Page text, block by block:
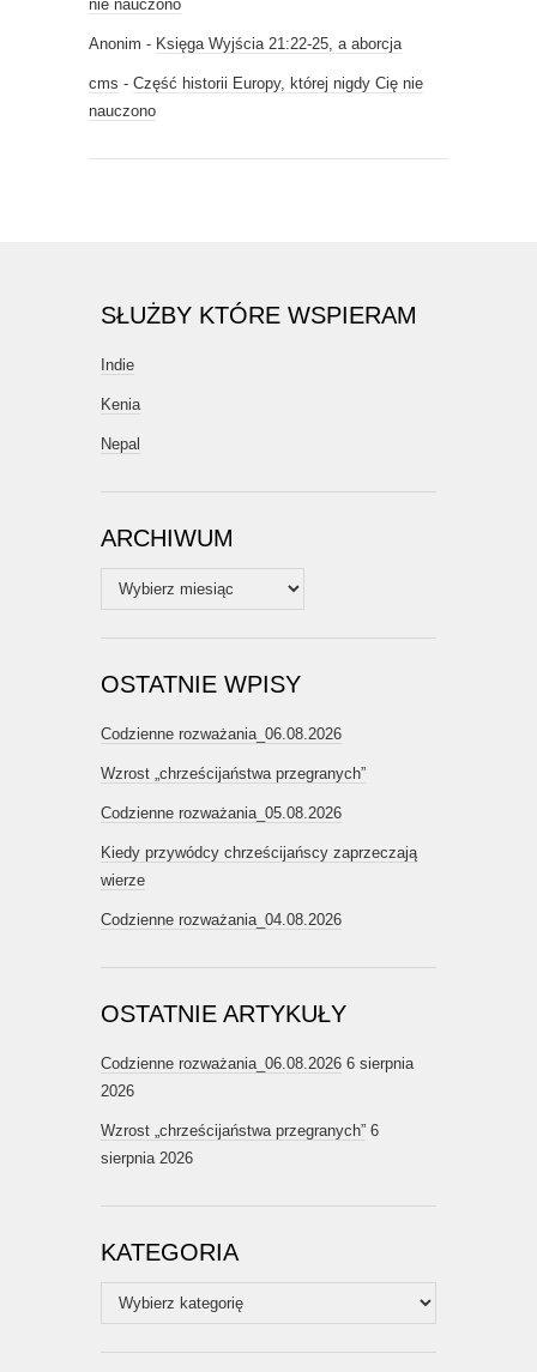
nie nauczono
Anonim - Księga Wyjścia 21:22-25, a aborcja
cms - Część historii Europy, której nigdy Cię nie
nauczono
SŁUŻBY KTÓRE WSPIERAM
Indie
Kenia
Nepal
ARCHIWUM
Archiwum
OSTATNIE WPISY
Codzienne rozważania_06.08.2026
Wzrost „chrześcijaństwa przegranych”
Codzienne rozważania_05.08.2026
Kiedy przywódcy chrześcijańscy zaprzeczają
wierze
Codzienne rozważania_04.08.2026
OSTATNIE ARTYKUŁY
Codzienne rozważania_06.08.2026 6 sierpnia
2026
Wzrost „chrześcijaństwa przegranych” 6
sierpnia 2026
KATEGORIA
Kategoria